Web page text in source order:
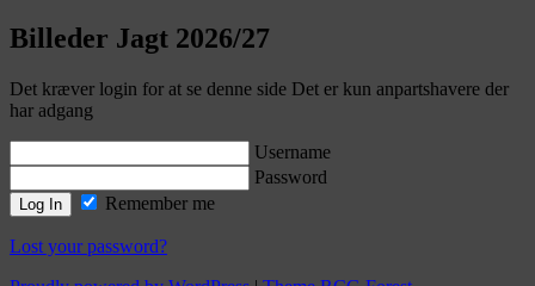
Billeder Jagt 2026/27
Det kræver login for at se denne side Det er kun anpartshavere der
har adgang
Username
Password
Remember me
Lost your password?